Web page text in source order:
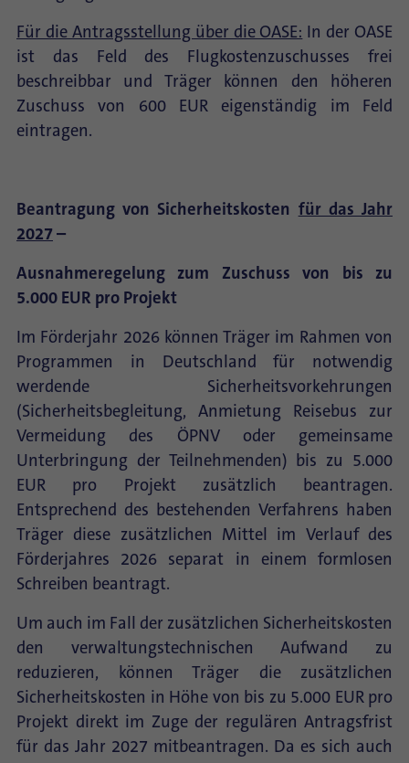
Für die Antragsstellung über die OASE: In der OASE
ist das Feld des Flugkostenzuschusses frei
beschreibbar und Träger können den höheren
Zuschuss von 600 EUR eigenständig im Feld
eintragen.
Beantragung von Sicherheitskosten für das Jahr
2027 –
Ausnahmeregelung zum Zuschuss von bis zu
5.000 EUR pro Projekt
Im Förderjahr 2026 können Träger im Rahmen von
Programmen in Deutschland für notwendig
werdende Sicherheitsvorkehrungen
(Sicherheitsbegleitung, Anmietung Reisebus zur
Vermeidung des ÖPNV oder gemeinsame
Unterbringung der Teilnehmenden) bis zu 5.000
EUR pro Projekt zusätzlich beantragen.
Entsprechend des bestehenden Verfahrens haben
Träger diese zusätzlichen Mittel im Verlauf des
Förderjahres 2026 separat in einem formlosen
Schreiben beantragt.
Um auch im Fall der zusätzlichen Sicherheitskosten
den verwaltungstechnischen Aufwand zu
reduzieren, können Träger die zusätzlichen
Sicherheitskosten in Höhe von bis zu 5.000 EUR pro
Projekt direkt im Zuge der regulären Antragsfrist
für das Jahr 2027 mitbeantragen. Da es sich auch